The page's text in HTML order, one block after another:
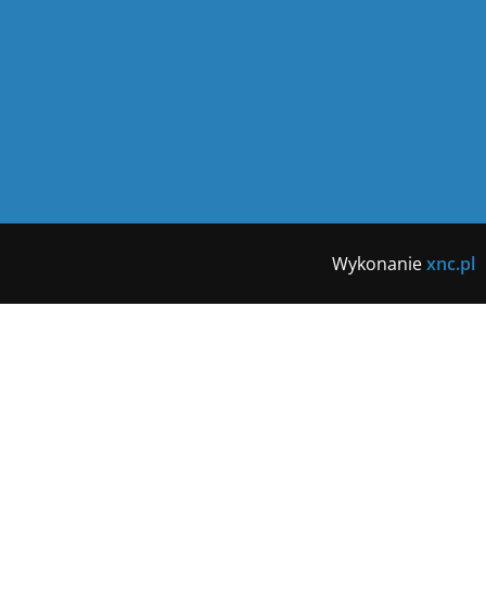
Wykonaniexnc.pl